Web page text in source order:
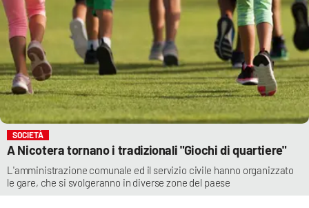
SOCIETÀ
A Nicotera tornano i tradizionali "Giochi di quartiere"
L'amministrazione comunale ed il servizio civile hanno organizzato
le gare, che si svolgeranno in diverse zone del paese